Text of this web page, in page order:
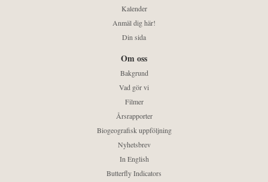
Kalender
Anmäl dig här!
Din sida
Om oss
Bakgrund
Vad gör vi
Filmer
Årsrapporter
Biogeografisk uppföljning
Nyhetsbrev
In English
Butterfly Indicators